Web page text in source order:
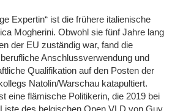
Expertin“ ist die frühere italienische
Mogherini. Obwohl sie fünf Jahre lang
der EU zuständig war, fand die
Anschlussverwendung und
Qualifikation auf den Posten der
Natolin/Warschau katapultiert.
eine flämische Politikerin, die 2019 bei